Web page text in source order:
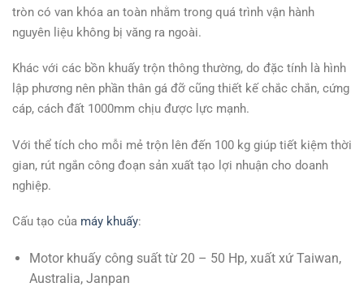
tròn có van khóa an toàn nhằm trong quá trình vận hành
nguyên liệu không bị văng ra ngoài.
Khác với các bồn khuấy trộn thông thường, do đặc tính là hình
lập phương nên phần thân gá đỡ cũng thiết kế chắc chắn, cứng
cáp, cách đất 1000mm chịu được lực mạnh.
Với thể tích cho mỗi mẻ trộn lên đến 100 kg giúp tiết kiệm thời
gian, rút ngắn công đoạn sản xuất tạo lợi nhuận cho doanh
nghiệp.
Cấu tạo của máy khuấy:
Motor khuấy công suất từ 20 – 50 Hp, xuất xứ Taiwan,
Australia, Janpan